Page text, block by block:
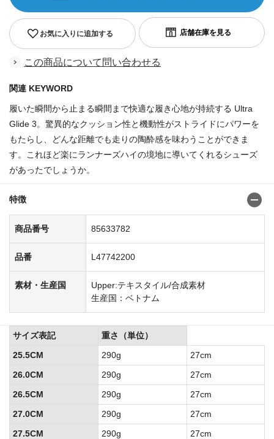
お気に入りに追加する
この商品について問い合わせる
関連 KEYWORD
履いた瞬間から止まる瞬間まで快適な履き心地が持続する Ultra
Glide 3。驚異的なクッション性と機動性がストライドにパワーを
もたらし、どんな距離でも走りの陶酔感を味わうことができま
す。これほど楽にランナーズハイの境地に導いてくれるシューズ
があったでしょうか。
特徴
商品番号 85633782
品番 L47742200
素材・生産国
Upper:テキスタイル/合成素材
生産国：ベトナム
サイズ表記
重さ（単位）
25.5CM
290g
27cm
26.0CM
290g
27cm
26.5CM
290g
27cm
27.0CM
290g
27cm
27.5CM
290g
27cm